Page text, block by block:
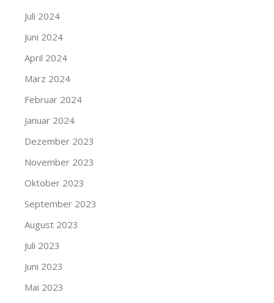
Juli 2024
Juni 2024
April 2024
März 2024
Februar 2024
Januar 2024
Dezember 2023
November 2023
Oktober 2023
September 2023
August 2023
Juli 2023
Juni 2023
Mai 2023